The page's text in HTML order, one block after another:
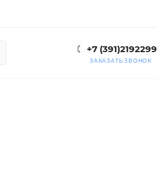
+7 (391)2192299
ЗАКАЗАТЬ ЗВОНОК